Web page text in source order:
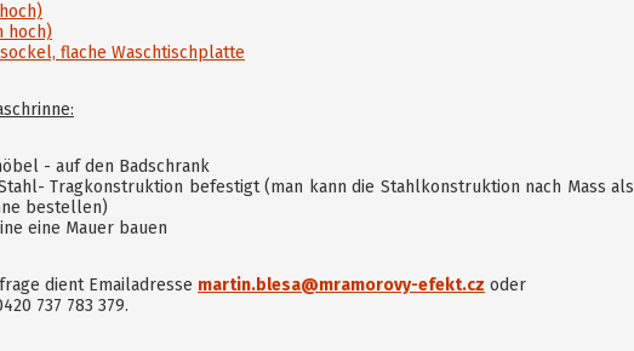
hoch)
flache Waschtischplatte
- auf den Badschrank
Tragkonstruktion befestigt (man kann die Stahlkonstruktion nach Mass als
bestellen)
eine Mauer bauen
dient Emailadresse martin.blesa@mramorovy-efekt.cz oder
737 783 379.